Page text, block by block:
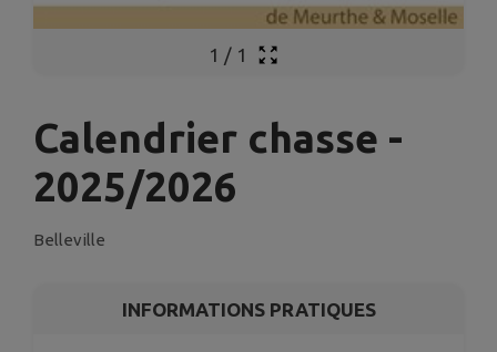
1 / 1
Calendrier chasse -
2025/2026
Belleville
INFORMATIONS PRATIQUES